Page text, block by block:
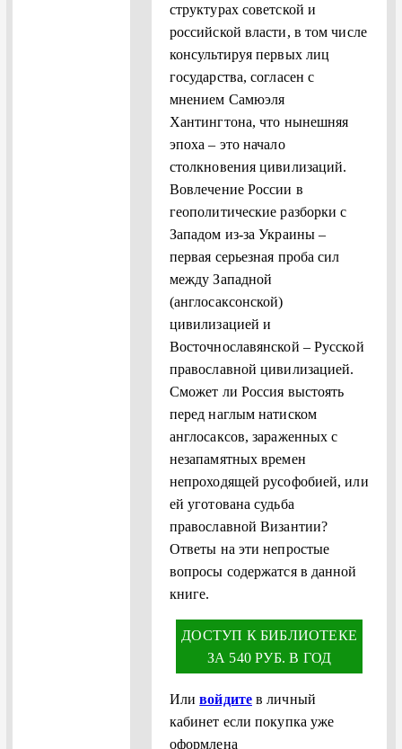
структурах советской и
российской власти, в том числе
консультируя первых лиц
государства, согласен с
мнением Самюэля
Хантингтона, что нынешняя
эпоха – это начало
столкновения цивилизаций.
Вовлечение России в
геополитические разборки с
Западом из-за Украины –
первая серьезная проба сил
между Западной
(англосаксонской)
цивилизацией и
Восточнославянской – Русской
православной цивилизацией.
Сможет ли Россия выстоять
перед наглым натиском
англосаксов, зараженных с
незапамятных времен
непроходящей русофобией, или
ей уготована судьба
православной Византии?
Ответы на эти непростые
вопросы содержатся в данной
книге.
ДОСТУП К БИБЛИОТЕКЕ
ЗА 540 РУБ. В ГОД
Иливойдитев личный
кабинет если покупка уже
оформлена